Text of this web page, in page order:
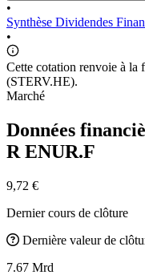
•
Synthèse Dividendes
•
Cette cotation renvoie à la
(STERV.HE).
Marché
Données
R ENUR.F
9,72 €
Dernier cours de clôture
Dernière valeur de
7.67 Mrd